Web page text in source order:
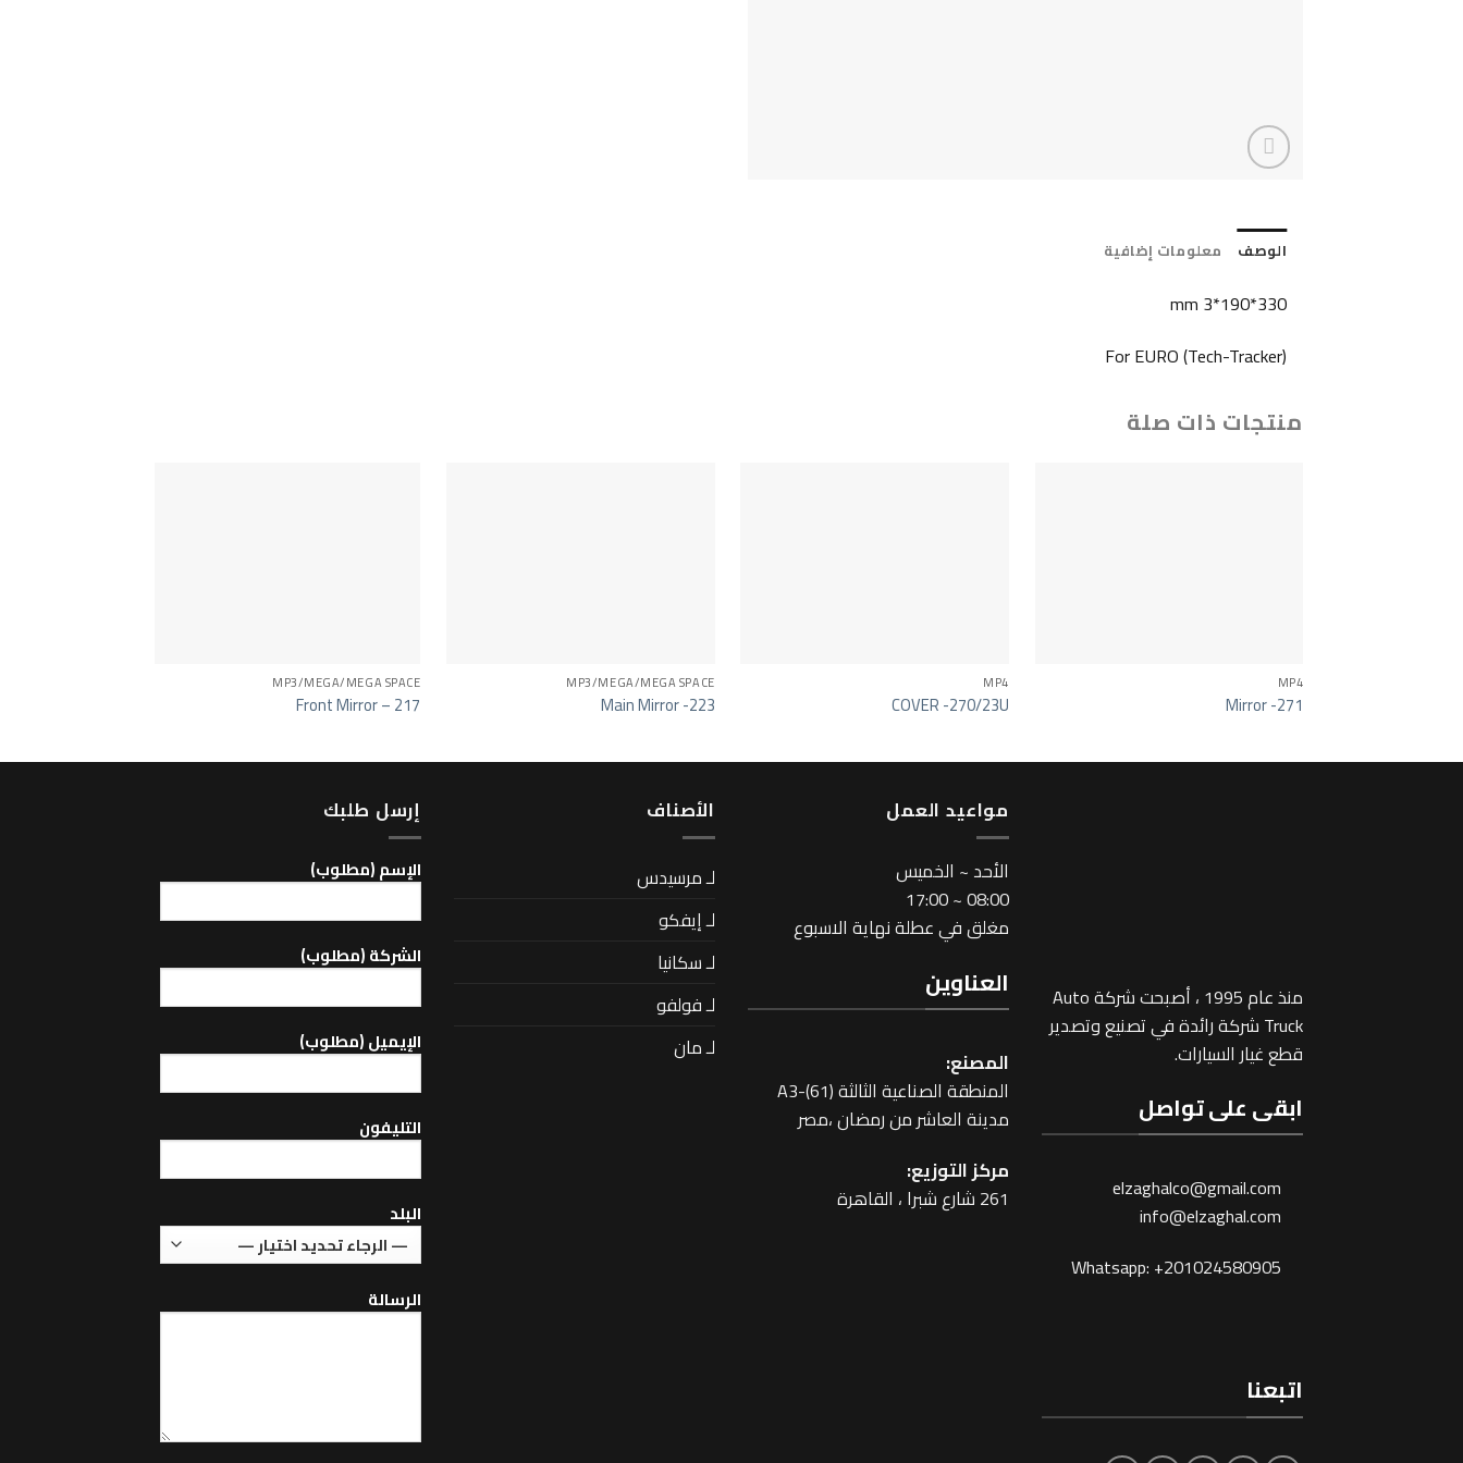
الوصف معلومات إضافية
330*190*3 mm
For EURO (Tech-Tracker)
منتجات ذات صلة
MP4
Mirror -271
MP4
COVER -270/23U
MP3/MEGA/MEGA SPACE
Main Mirror -223
MP3/MEGA/MEGA SPACE
Front Mirror – 217
منذ عام 1995 ، أصبحت شركة Auto
Truck شركة رائدة في تصنيع وتصدير
قطع غيار السيارات.
ابقى على تواصل
elzaghalco@gmail.com
info@elzaghal.com
Whatsapp: +201024580905
اتبعنا
مواعيد العمل
اﻷحد ~ الخميس
08:00 ~ 17:00
مغلق في عطلة نهاية الاسبوع
العناوين
المصنع:
المنطقة الصناعية الثالثة A3-(61)
مدينة العاشر من رمضان ،مصر
مركز التوزيع:
261 شارع شبرا ، القاهرة
اﻷصناف
لـ مرسيدس
لـ إيفكو
لـ سكانيا
لـ فولفو
لـ مان
إرسل طلبك
اﻹسم (مطلوب)
الشركة (مطلوب)
اﻹيميل (مطلوب)
التليفون
البلد
الرسالة